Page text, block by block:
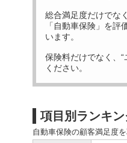
総合満足度だけでな
「自動車保険」を
います。
保険料だけでなく、
ください。
項目別ランキ
自動車保険の顧客満足度